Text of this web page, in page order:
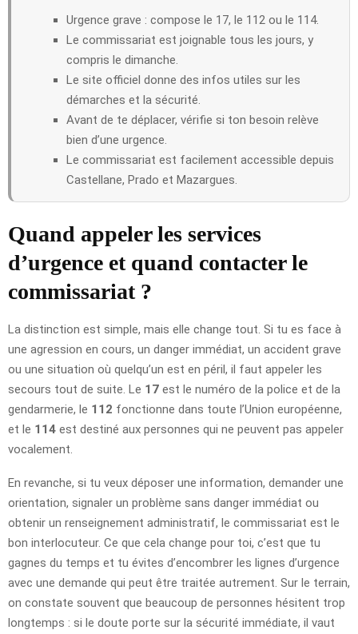
Urgence grave : compose le 17, le 112 ou le 114.
Le commissariat est joignable tous les jours, y
compris le dimanche.
Le site officiel donne des infos utiles sur les
démarches et la sécurité.
Avant de te déplacer, vérifie si ton besoin relève
bien d’une urgence.
Le commissariat est facilement accessible depuis
Castellane, Prado et Mazargues.
Quand appeler les services
d’urgence et quand contacter le
commissariat ?
La distinction est simple, mais elle change tout. Si tu es face à
une agression en cours, un danger immédiat, un accident grave
ou une situation où quelqu’un est en péril, il faut appeler les
secours tout de suite. Le 17 est le numéro de la police et de la
gendarmerie, le 112 fonctionne dans toute l’Union européenne,
et le 114 est destiné aux personnes qui ne peuvent pas appeler
vocalement.
En revanche, si tu veux déposer une information, demander une
orientation, signaler un problème sans danger immédiat ou
obtenir un renseignement administratif, le commissariat est le
bon interlocuteur. Ce que cela change pour toi, c’est que tu
gagnes du temps et tu évites d’encombrer les lignes d’urgence
avec une demande qui peut être traitée autrement. Sur le terrain,
on constate souvent que beaucoup de personnes hésitent trop
longtemps : si le doute porte sur la sécurité immédiate, il vaut